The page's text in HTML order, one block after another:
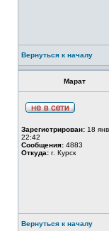
Вернуться к началу
Марат
Зарегистрирован: 18
22:42
Сообщения: 4883
Откуда: г. Курск
Вернуться к началу